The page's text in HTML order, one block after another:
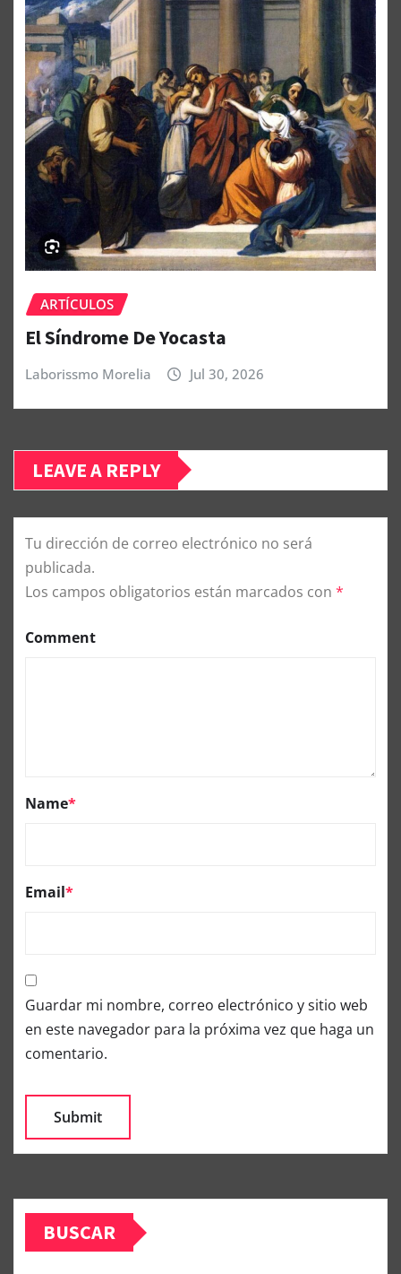
ARTÍCULOS
El Síndrome De Yocasta
Laborissmo Morelia Jul 30, 2026
LEAVE A REPLY
Tu dirección de correo electrónico no será
publicada.
Los campos obligatorios están marcados con *
Comment
Name*
Email*
Guardar mi nombre, correo electrónico y sitio web
en este navegador para la próxima vez que haga un
comentario.
BUSCAR